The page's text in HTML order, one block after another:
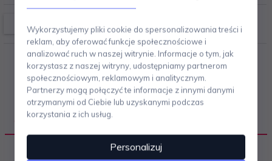
OPIS PRODUKTU
Wykorzystujemy pliki cookie do spersonalizowania treści i
reklam, aby oferować funkcje społecznościowe i
analizować ruch w naszej witrynie. Informacje o tym, jak
korzystasz z naszej witryny, udostępniamy partnerom
społecznościowym, reklamowym i analitycznym.
Partnerzy mogą połączyć te informacje z innymi danymi
otrzymanymi od Ciebie lub uzyskanymi podczas
korzystania z ich usług.
Personalizuj